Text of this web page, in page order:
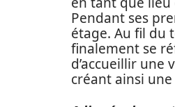
Pendant ses
étage. Au fil du
finalement se
d’accueillir une
créant ainsi